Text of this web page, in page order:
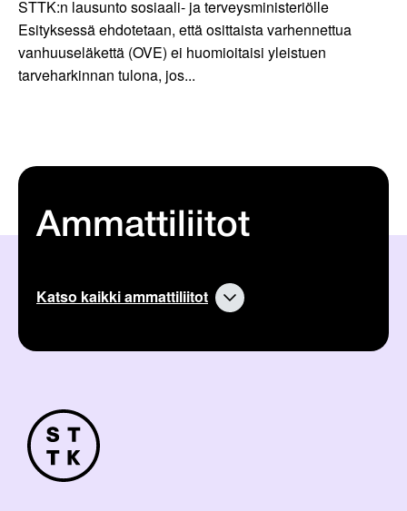
STTK:n lausunto sosiaali- ja terveysministeriölle
Esityksessä ehdotetaan, että osittaista varhennettua
vanhuuseläkettä (OVE) ei huomioitaisi yleistuen
tarveharkinnan tulona, jos...
Ammattiliitot
Katso kaikki ammattiliitot